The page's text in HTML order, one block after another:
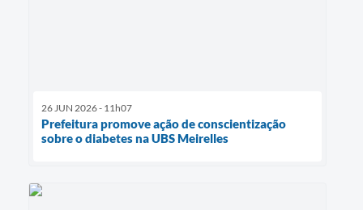
26 JUN 2026 - 11h07
Prefeitura promove ação de conscientização
sobre o diabetes na UBS Meirelles